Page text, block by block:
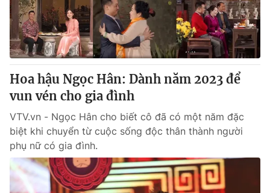
Hoa hậu Ngọc Hân: Dành năm 2023 để
vun vén cho gia đình
VTV.vn - Ngọc Hân cho biết cô đã có một năm đặc
biệt khi chuyển từ cuộc sống độc thân thành người
phụ nữ có gia đình.